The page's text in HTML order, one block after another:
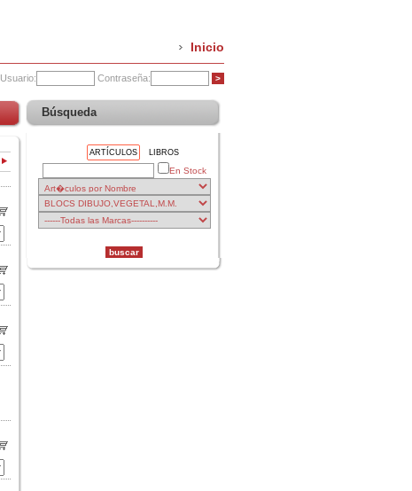
Inicio
Usuario: Contraseña:
Búsqueda
ARTÍCULOS LIBROS
En Stock